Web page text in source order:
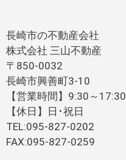
長崎市の不動産会社
株式会社 三山不動産
〒850-0032
長崎市興善町3-10
【営業時間】9:30～17:30
【休日】日･祝日
TEL:095-827-0202
FAX:095-827-0259